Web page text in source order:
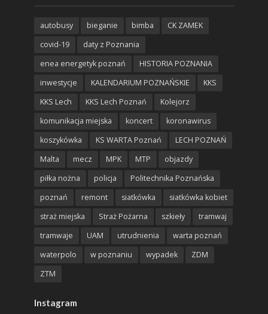
autobusy bieganie bimba
CK ZAMEK
covid-19
daty z Poznania
enea energetyk poznań
HISTORIA POZNANIA
inwestycje
KALENDARIUM POZNAŃSKIE
KKS
KKS Lech
KKS Lech Poznań
Kolejorz
komunikacja miejska
koncert
koronawirus
koszykówka
KS WARTA Poznań
LECH POZNAŃ
Malta
mecz MPK MTP
objazdy
piłka nożna
policja
Politechnika Poznańska
poznań
remont siatkówka
siatkówka kobiet
straż miejska
Straż Pożarna szkieły
tramwaj
tramwaje
UAM utrudnienia
warta poznań
waterpolo
w poznaniu wypadek
ZDM
ZTM
Instagram